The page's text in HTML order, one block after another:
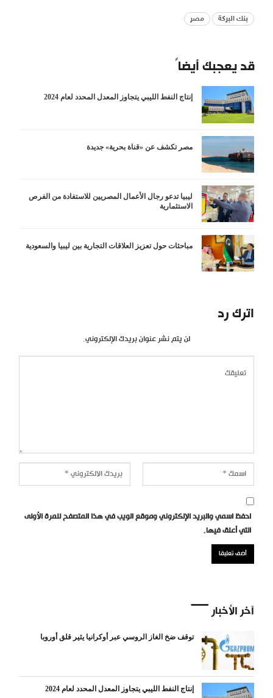
بنك البركة مصر
قد يعجبك أيضاً
إنتاج النفط الليبي يتجاوز المعدل المحدد لعام 2024
مصر تكشف عن «قناة بحرية» جديدة
ليبيا تدعو رجال الأعمال المصريين للاستفادة من الفرص
الاستثمارية
مباحثات حول تعزيز العلاقات التجارية بين ليبيا والسعودية
اترك رد
لن يتم نشر عنوان بريدك الإلكتروني.
احفظ اسمي والبريد الإلكتروني وموقع الويب في هذا المتصفح للمرة الأولى
التي أعلق فيها.
آخر الأخبار
توقف ضخ الغاز الروسي عبر أوكرانيا يثير قلق أوروبا
إنتاج النفط الليبي يتجاوز المعدل المحدد لعام 2024